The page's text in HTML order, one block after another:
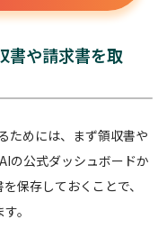
や請求書を取
ためには、まず領収書や
の公式ダッシュボードか
保存しておくことで、
。